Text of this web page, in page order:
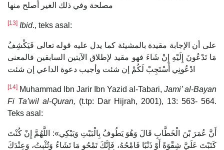
مصلحة وفي ذلك الغير أصلح منها
[13] Ibid., teks asal:
على أن الإجابة مقيدة بالمشيئة كما يدل عليه قوله تعالى فَيَكْشِفُ
مَا تَدْعُونَ إِلَيْهِ إِنْ شَاءَ فهو مقيد لإطلاق الآيتين السابقين فالمعنى
ادْعُونِي أَسْتَجِبْ لَكُمْ إن شئت وأجيب دعوة الداعي إن شئت
[14] Muhammad Ibn Jarir Ibn Yazid al-Tabari, Jami’ al-Bayan
Fi Ta’wil al-Quran, (t.tp: Dar Hijrah, 2001), 13: 563- 564.
Teks asal:
أَنَّ عُمَرَ بْنَ الْخَطَّابِ قَالَ وَهُوَ يَطُوفُ بِالْبَيْتِ وَيَبْكِي»: اللَّهُمَّ إِنْ كُنْتَ
كَتَبْتَ عَلَيَّ شِقْوَةً أَوْ ذَنْبًا فَامْحُهُ، فَإِنَّكَ تَمْحُو مَا تَشَاءُ وَتُثْبِتُ، وَعِنْدَكَ